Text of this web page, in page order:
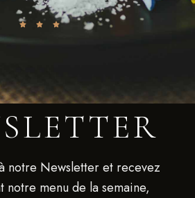
notre Newsletter et recevez
notre menu de la semaine,